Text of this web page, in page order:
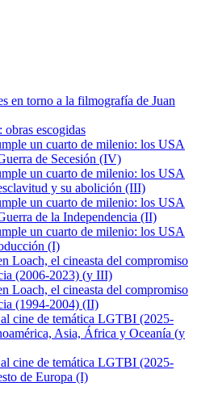
en torno a la filmografía de Juan
escogidas
un cuarto de milenio: los USA
de Secesión (IV)
un cuarto de milenio: los USA
y su abolición (III)
un cuarto de milenio: los USA
de la Independencia (II)
un cuarto de milenio: los USA
(I)
Loach, el cineasta del compromiso
(2006-2023) (y III)
Loach, el cineasta del compromiso
(1994-2004) (II)
cine de temática LGTBI (2025-
Asia, África y Oceanía (y
cine de temática LGTBI (2025-
de Europa (I)